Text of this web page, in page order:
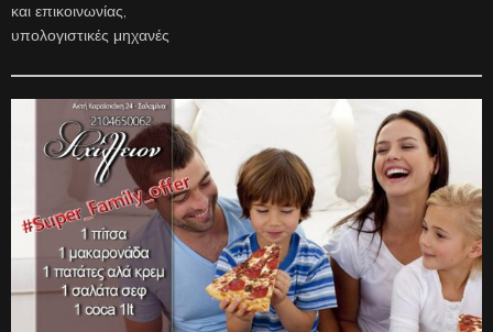
και επικοινωνίας,
υπολογιστικές μηχανές